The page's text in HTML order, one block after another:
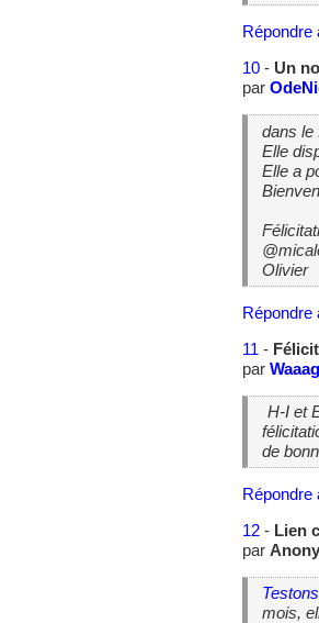
Répondre
10- Un
par
dans le
Elle
Elle a
Olivier
Répondre
11 -
par
H-I et
de
Répondre
12- Lien
par
mois,